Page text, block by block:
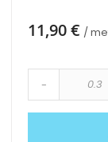
galería
11,90 € /
-